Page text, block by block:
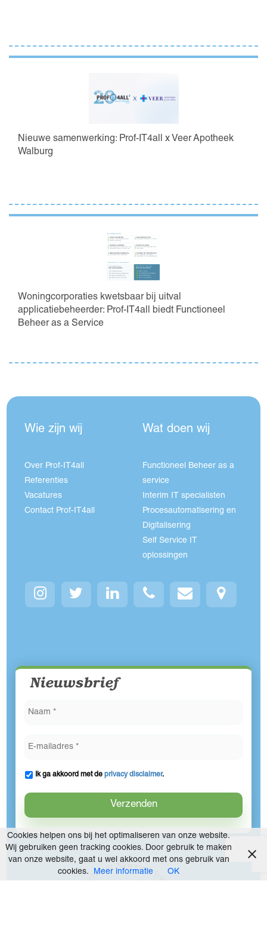
Nieuwe samenwerking: Prof-IT4all x Veer Apotheek
Walburg
Woningcorporaties kwetsbaar bij uitval
applicatiebeheerder: Prof-IT4all biedt Functioneel
Beheer as a Service
Wie zijn wij
Over Prof-IT4all
Referenties
Vacatures
Contact Prof-IT4all
Wat doen wij
Functioneel Beheer as a
service
Interim IT specialisten
Procesautomatisering en
Digitalisering
Self Service IT
oplossingen
Nieuwsbrief
Ik ga akkoord met deprivacy disclaimer.
Cookies helpen ons bij het optimaliseren van onze website.
Wij gebruiken geen tracking cookies. Door gebruik te maken
van onze website, gaat u wel akkoord met ons gebruik van
cookies.
Meer informatie OK